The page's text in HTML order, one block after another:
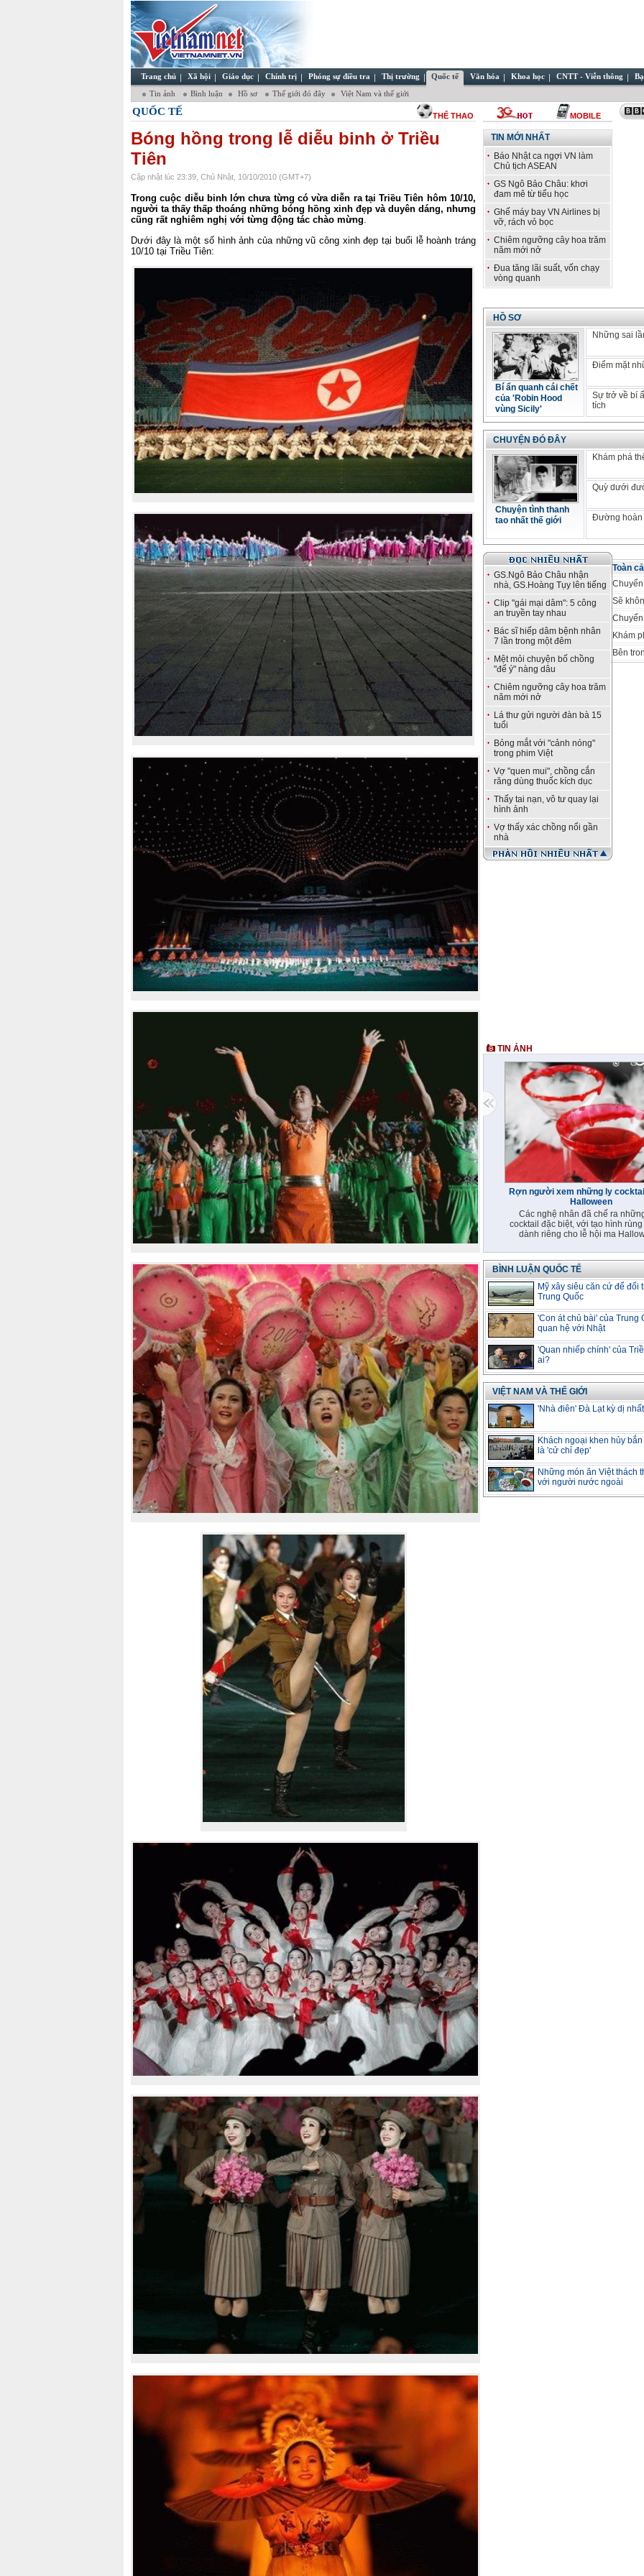
Trang chủ Xã hội Giáo dục Chính trị Phóng sự điều tra Thị trường Quốc tế Văn hóa Khoa học CNTT - Viễn thông
Tin ảnh Bình luận Hồ sơ Thế giới đó đây Việt Nam và thế giới
QUỐC TẾ THỂ THAO MOBILE
Bóng hồng trong lễ diễu binh ở Triều
Tiên
Cập nhật lúc 23:39, Chủ Nhật, 10/10/2010 (GMT+7)
Trong cuộc diễu binh lớn chưa từng có vừa diễn ra tại Triều Tiên hôm 10/10,
người ta thấy thấp thoáng những bóng hồng xinh đẹp và duyên dáng, nhưng
cũng rất nghiêm nghị với từng động tác chào mừng.
Dưới đây là một số hình ảnh của những vũ công xinh đẹp tại buổi lễ hoành tráng
10/10 tại Triều Tiên:
TIN MỚI NHẤT
Báo Nhật ca ngợi VN làm
Chủ tịch ASEAN
GS Ngô Bảo Châu: khơi
đam mê từ tiểu học
Ghế máy bay VN Airlines bị
vỡ, rách vỏ bọc
Chiêm ngưỡng cây hoa trăm
năm mới nở
Đua tăng lãi suất, vốn chạy
vòng quanh
HỒ SƠ
Bí ẩn quanh cái chết
của 'Robin Hood
vùng Sicily'
Những sai
Điểm mặt
Sự trở về bí
tích
CHUYỆN ĐÓ ĐÂY
Chuyện tình thanh
tao nhất thế giới
Khám phá
Quỳ dưới
Đường hoàn
GS.Ngô Bảo Châu nhận
nhà, GS.Hoàng Tụy lên tiếng
Clip "gái mại dâm": 5 công
an truyền tay nhau
Bác sĩ hiếp dâm bệnh nhân
7 lần trong một đêm
Mệt mỏi chuyện bố chồng
"để ý" nàng dâu
Chiêm ngưỡng cây hoa trăm
năm mới nở
Lá thư gửi người đàn bà 15
tuổi
Bỏng mắt với "cảnh nóng"
trong phim Việt
Vợ "quen mui", chồng cắn
răng dùng thuốc kích dục
Thấy tai nạn, vô tư quay lại
hình ảnh
Vợ thấy xác chồng nổi gần
nhà
Toàn
Sẽ
Khám
Bên
TIN ẢNH
Rợn người xem những ly
Halloween
Các nghệ nhân đã chế ra
cocktail đặc biệt, với tạo hình
dành riêng cho lễ hội ma
BÌNH LUẬN QUỐC TẾ
Mỹ xây siêu căn cứ để đối
Trung Quốc
'Con át chủ bài' của Trung
quan hệ với Nhật
'Quan nhiếp chính' của
ai?
VIỆT NAM VÀ THẾ GIỚI
'Nhà điên' Đà Lạt kỳ dị
Khách ngoại khen hủy
là 'cử chỉ đẹp'
Những món ăn Việt thách
với người nước ngoài